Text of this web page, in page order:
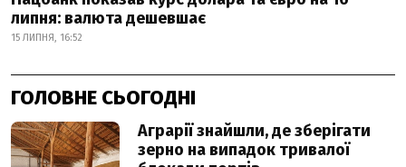
липня: валюта дешевшає
15 ЛИПНЯ, 16:52
ГОЛОВНЕ СЬОГОДНІ
Аграрії знайшли, де зберігати
зерно на випадок тривалої